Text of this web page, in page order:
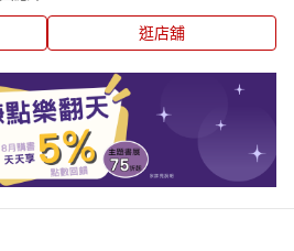
逛店舖